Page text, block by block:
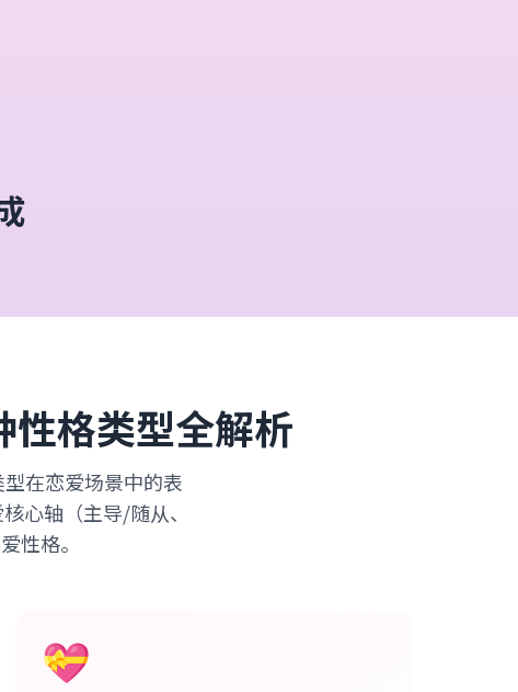
格类型全解析
在恋爱场景中的表
心轴（主导/随从、
性格。
💝